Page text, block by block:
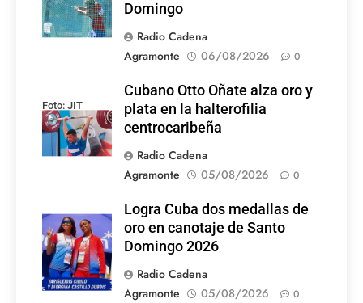
Domingo
Radio Cadena
Agramonte
06/08/2026 0
Foto: JIT
Cubano Otto Oñate alza oro y
plata en la halterofilia
centrocaribeña
Radio Cadena
Agramonte
05/08/2026 0
Foto: Internet
Logra Cuba dos medallas de
oro en canotaje de Santo
Domingo 2026
Radio Cadena
Agramonte
05/08/2026 0